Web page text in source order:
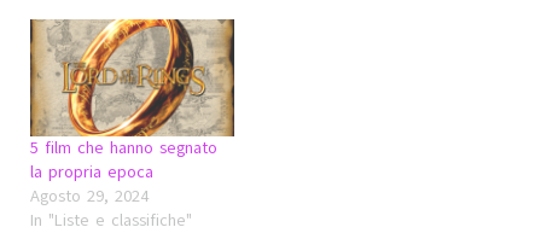
5 film che hanno segnato
la propria epoca
Agosto 29, 2024
In "Liste e classifiche"